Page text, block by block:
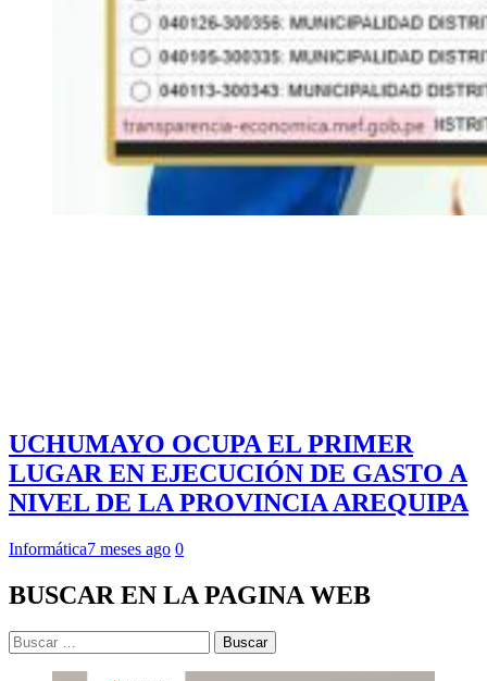
UCHUMAYO OCUPA EL PRIMER
LUGAR EN EJECUCIÓN DE GASTO A
NIVEL DE LA PROVINCIA AREQUIPA
Informática7 meses ago 0
BUSCAR EN LA PAGINA WEB
Buscar: